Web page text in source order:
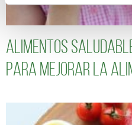
Alimentos
para mejorar la